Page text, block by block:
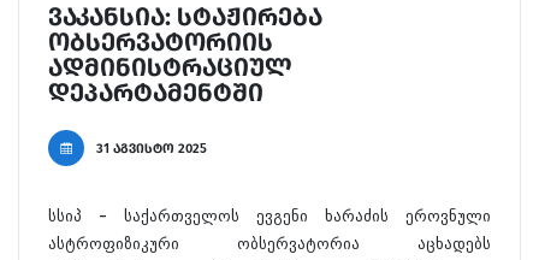
ვაკანსია: სტაჟირება
ობსერვატორიის
ადმინისტრაციულ
დეპარტამენტში
31 აგვისტო 2025
სსიპ – საქართველოს ევგენი ხარაძის ეროვნული
ასტროფიზიკური ობსერვატორია აცხადებს